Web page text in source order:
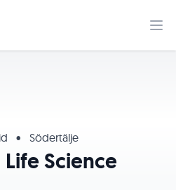
• Södertälje
Science